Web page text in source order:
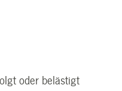
oder belästigt